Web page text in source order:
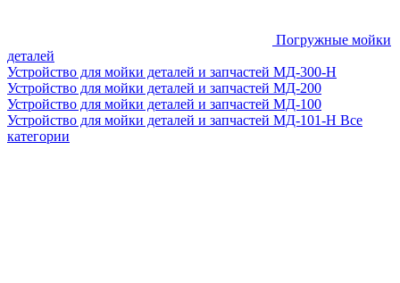
Погружные мойки
деталей
Устройство для мойки деталей и запчастей МД-300-H
Устройство для мойки деталей и запчастей МД-200
Устройство для мойки деталей и запчастей МД-100
Устройство для мойки деталей и запчастей МД-101-Н Все
категории